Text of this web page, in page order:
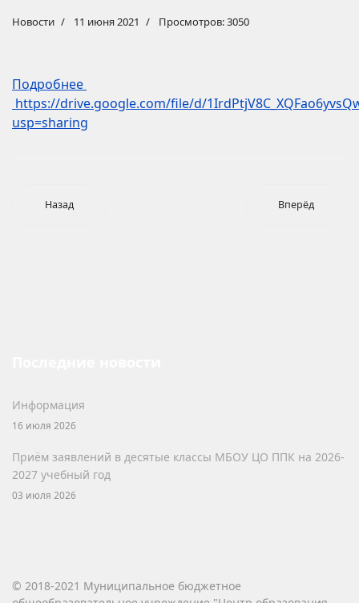
Новости 11 июня 2021 Просмотров: 3050
Подробнее
https://drive.google.com/file/d/
usp=sharing
Назад Вперёд
Информация
16 июля 2026
Приём заявлений в десятые классы МБОУ ЦО ППК на 2026-
2027 учебный год
03 июля 2026
© 2018-2021 Муниципальное бюджетное